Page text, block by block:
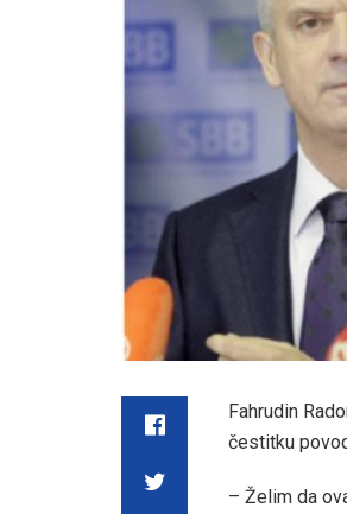
Fahrudin
čestitku
– Želim da